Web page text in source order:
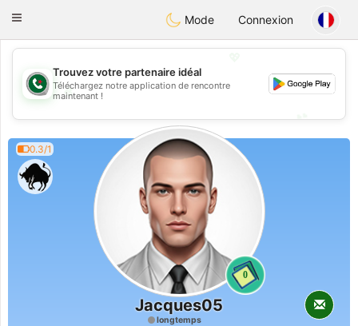
Weshrak
Toggle
Mode Connexion
💖
💕
Trouvez votre partenaire idéal
Téléchargez notre application de rencontre
maintenant !
0.3/1
0
Jacques05
longtemps